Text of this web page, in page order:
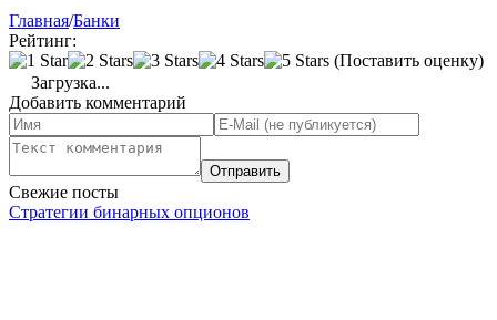
Главная/Банки
Рейтинг:
(Поставить оценку)
Загрузка...
Добавить комментарий
Свежие посты
Стратегии бинарных опционов